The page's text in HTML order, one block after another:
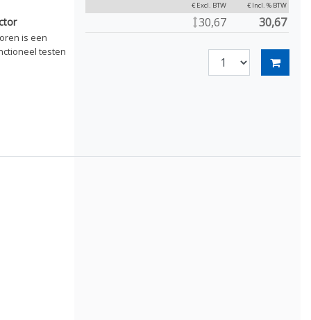
is een
testen
€ Excl. BTW € Incl. % BTW
30,67 30,67